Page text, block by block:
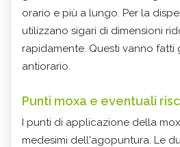
orario e più a lungo. Per la
utilizzano sigari di dimensioni
rapidamente. Questi vanno fatti
antiorario.
Punti moxa e eventuali
I punti di applicazione della
medesimi dell'agopuntura. Le